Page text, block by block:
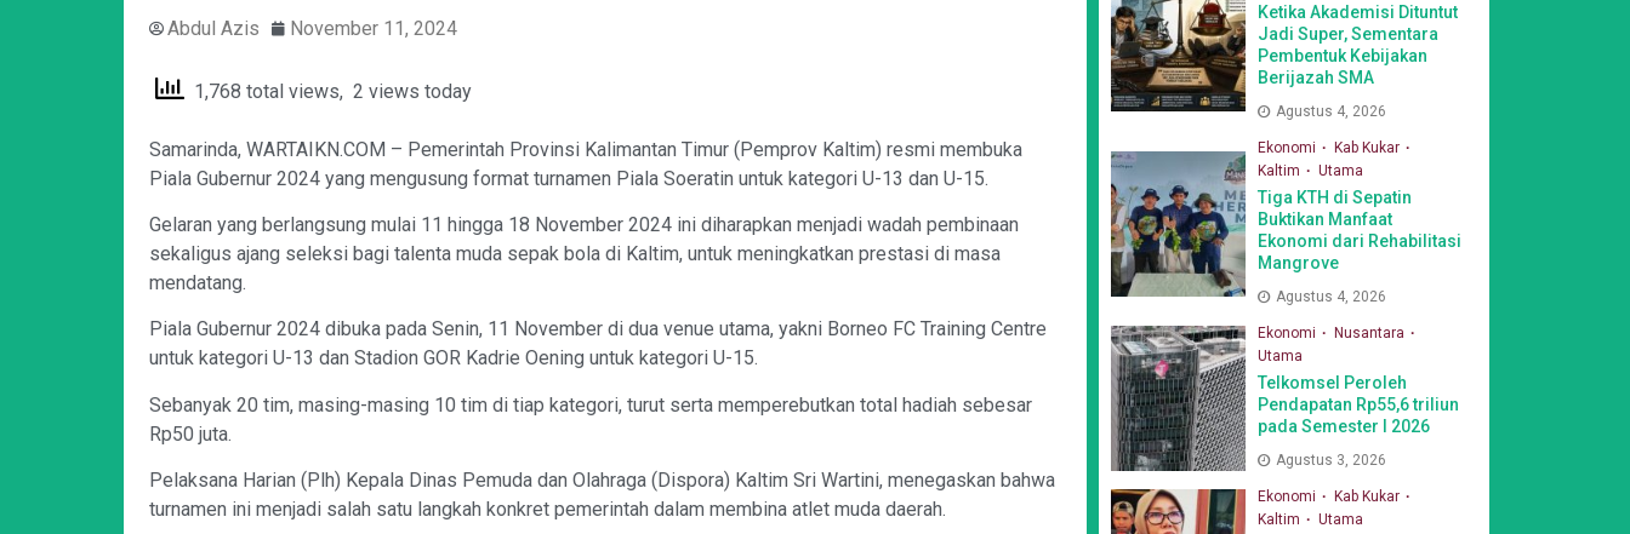
Abdul Azis November 11, 2024
1,768 total views, 2 views today
Samarinda, WARTAIKN.COM – Pemerintah Provinsi Kalimantan Timur (Pemprov Kaltim) resmi membuka
Piala Gubernur 2024 yang mengusung format turnamen Piala Soeratin untuk kategori U-13 dan U-15.
Gelaran yang berlangsung mulai 11 hingga 18 November 2024 ini diharapkan menjadi wadah pembinaan
sekaligus ajang seleksi bagi talenta muda sepak bola di Kaltim, untuk meningkatkan prestasi di masa
mendatang.
Piala Gubernur 2024 dibuka pada Senin, 11 November di dua venue utama, yakni Borneo FC Training Centre
untuk kategori U-13 dan Stadion GOR Kadrie Oening untuk kategori U-15.
Sebanyak 20 tim, masing-masing 10 tim di tiap kategori, turut serta memperebutkan total hadiah sebesar
Rp50 juta.
Pelaksana Harian (Plh) Kepala Dinas Pemuda dan Olahraga (Dispora) Kaltim Sri Wartini, menegaskan bahwa
turnamen ini menjadi salah satu langkah konkret pemerintah dalam membina atlet muda daerah.
Ketika Akademisi Dituntut
Jadi Super, Sementara
Pembentuk Kebijakan
Berijazah SMA
Agustus 4, 2026
Ekonomi
Kab Kukar
Kaltim
Utama
Tiga KTH di Sepatin
Buktikan Manfaat
Ekonomi dari Rehabilitasi
Mangrove
Agustus 4, 2026
Ekonomi
Nusantara
Utama
Telkomsel Peroleh
Pendapatan Rp55,6 triliun
pada Semester I 2026
Agustus 3, 2026
Ekonomi
Kab Kukar
Kaltim
Utama